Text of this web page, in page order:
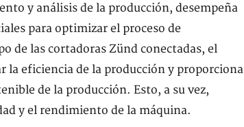
y análisis de la producción, desempeña
para optimizar el proceso de
de las cortadoras Zünd conectadas, el
la eficiencia de la producción y proporciona
de la producción. Esto, a su vez,
y el rendimiento de la máquina.